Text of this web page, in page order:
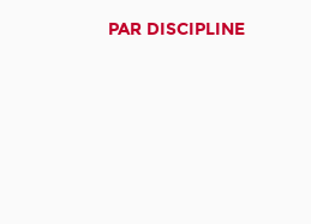
PAR DISCIPLINE